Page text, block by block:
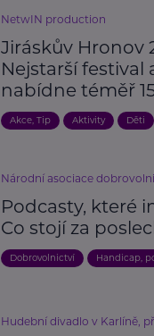
NetwIN production
Jiráskův Hronov
Nejstarší
nabídne téměř
Akce, Tip Aktivity Děti
Národní asociace
Podcasty, které
Co stojí za
Dobrovolnictví Handicap,
Hudební divadlo v Karlíně,